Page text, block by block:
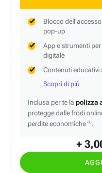
+
Blocco
pop-up
App e strumenti
digitale
Contenuti
Scopri di più
Inclusa per te la polizza
protegge dalle frodi
perdite economiche (1).